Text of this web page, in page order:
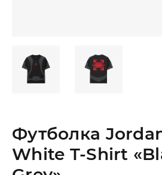
Футболка
White T-Shirt